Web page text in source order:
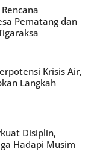
Pematang dan
Krisis Air,
Langkah
Disiplin,
Hadapi Musim